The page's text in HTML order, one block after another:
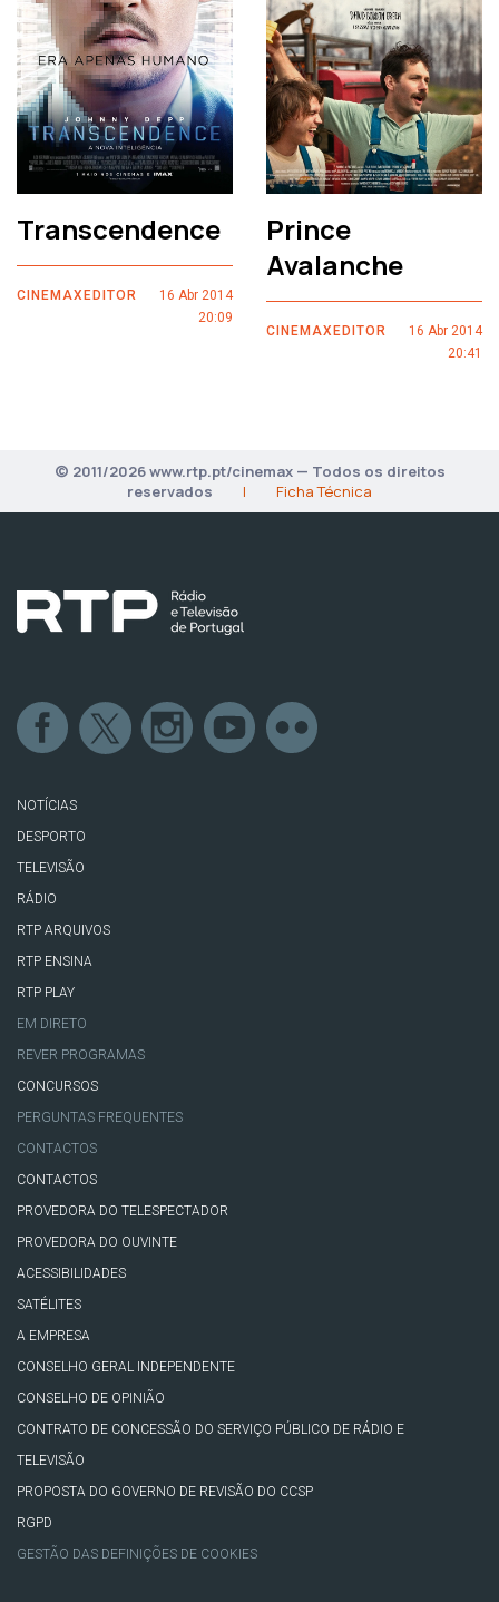
Transcendence
CINEMAXEDITOR
16 Abr 2014
20:09
Prince
Avalanche
CINEMAXEDITOR
16 Abr 2014
20:41
© 2011/2026 www.rtp.pt/cinemax — Todos os direitos
reservados
| Ficha Técnica
NOTÍCIAS
DESPORTO
TELEVISÃO
RÁDIO
RTP ARQUIVOS
RTP ENSINA
RTP PLAY
EM DIRETO
REVER PROGRAMAS
CONCURSOS
PERGUNTAS FREQUENTES
CONTACTOS
CONTACTOS
PROVEDORA DO TELESPECTADOR
PROVEDORA DO OUVINTE
ACESSIBILIDADES
SATÉLITES
A EMPRESA
CONSELHO GERAL INDEPENDENTE
CONSELHO DE OPINIÃO
CONTRATO DE CONCESSÃO DO SERVIÇO PÚBLICO DE RÁDIO E
TELEVISÃO
PROPOSTA DO GOVERNO DE REVISÃO DO CCSP
RGPD
GESTÃO DAS DEFINIÇÕES DE COOKIES